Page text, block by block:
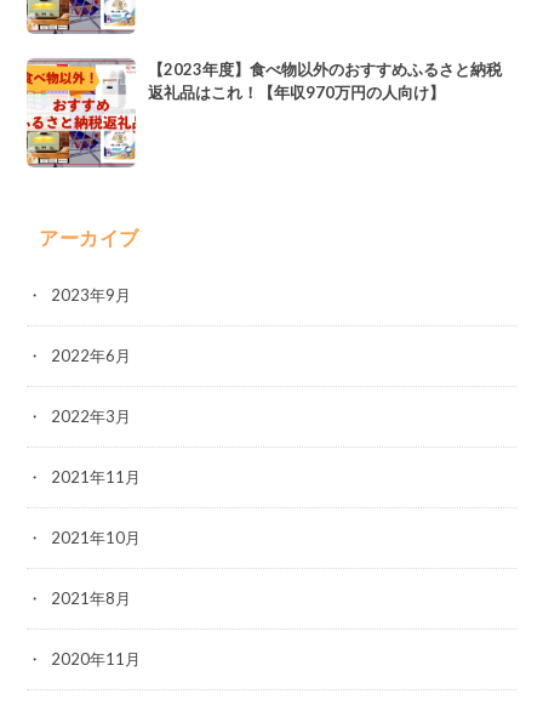
【2023年度】食べ物以外のおすすめふるさと納税
返礼品はこれ！【年収970万円の人向け】
アーカイブ
2023年9月
2022年6月
2022年3月
2021年11月
2021年10月
2021年8月
2020年11月